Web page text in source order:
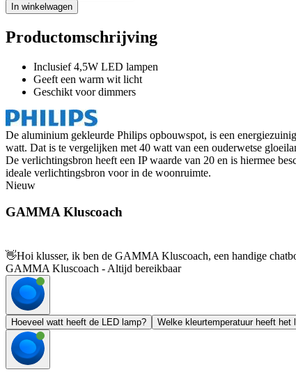
In winkelwagen
Productomschrijving
Inclusief 4,5W LED lampen
Geeft een warm wit licht
Geschikt voor dimmers
De aluminium gekleurde Philips opbouwspot, is een
watt. Dat is te vergelijken met 40 watt van een ouderwetse
De verlichtingsbron heeft een IP waarde van 20 en is hiermee
ideale verlichtingsbron voor in de woonruimte.
Nieuw
GAMMA Kluscoach
👋Hoi klusser, ik ben de GAMMA Kluscoach, een handige
GAMMA Kluscoach - Altijd bereikbaar
Hoeveel watt heeft de LED lamp? Welke kleurtemperatuur heeft het